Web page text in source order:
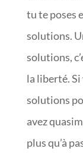
tu te poses
solutions.
solutions,
la liberté.
solutions
avez
plus qu’à